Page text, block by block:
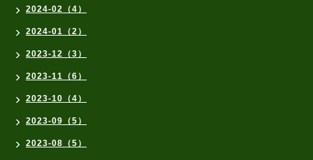
2024-02（4）
2024-01（2）
2023-12（3）
2023-11（6）
2023-10（4）
2023-09（5）
2023-08（5）